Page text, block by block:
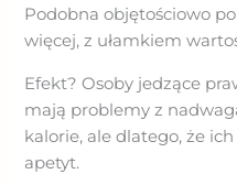
Podobna objętościowo
więcej, z ułamkiem
Efekt? Osoby jedzące
mają problemy z
kalorie, ale dlatego, że
apetyt.